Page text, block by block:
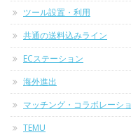
ツール設置・利用
共通の送料込みライン
ECステーション
海外進出
マッチング・コラボレーシ
TEMU